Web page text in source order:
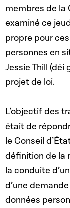
membres de la
examiné ce
propre pour
personnes en
Jessie Thill
projet de loi.
L’objectif des
était de
le Conseil
définition de la
la conduite
d’une
données